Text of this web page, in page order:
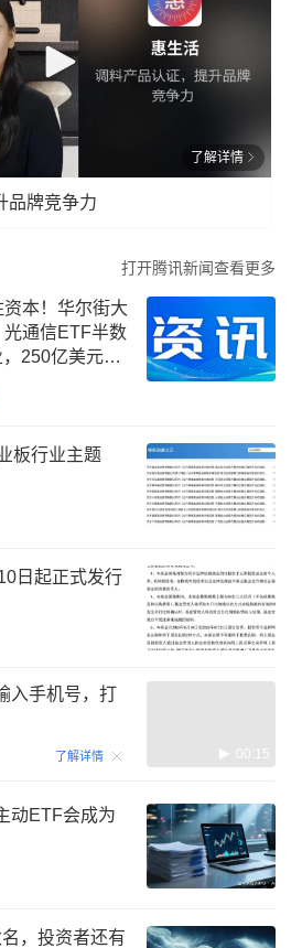
了解详情
品牌竞争力
打开腾讯新闻查看更多
资本！华尔街大
光通信ETF半数
250亿美元明
板行业主题
日起正式发行
入手机号，打
了解详情 00:15
动ETF会成为
，投资者还有